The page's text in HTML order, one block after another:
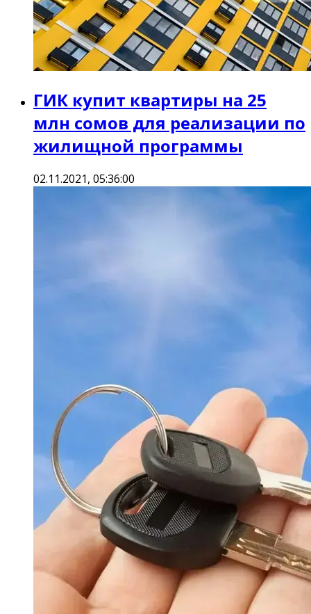
ГИК купит квартиры на 25
млн сомов для реализации по
жилищной программы
02.11.2021, 05:36:00